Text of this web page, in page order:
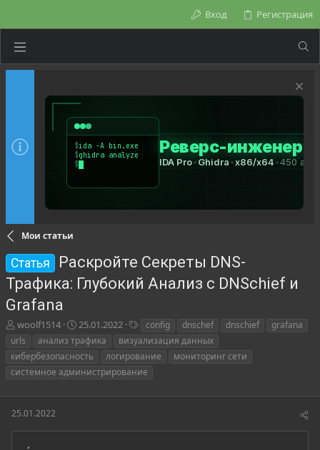
Вход Регистрация
Мои статьи
Статья
Раскройте Секреты DNS-
Трафика: Глубокий Анализ с DNSchief и
Grafana
А
в
о
р
е
м
woolf1514
Д
а
а
н
ч
25.01.2022
е
и
config dnschef dnschief
grafana
urls
анализ трафика
визуализация данных
кибербезопасность
логирование
мониторинг сети
системное администрирование
25.01.2022